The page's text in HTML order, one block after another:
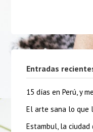
Entradas
15 días en Perú, y
El arte sana lo que
Estambul, la